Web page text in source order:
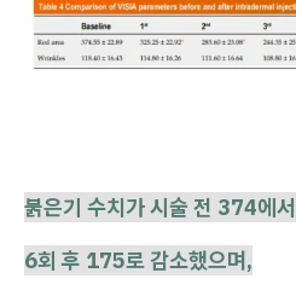
붉은기 수치가 시술 전 374에서
6회 후 175로 감소했으며,